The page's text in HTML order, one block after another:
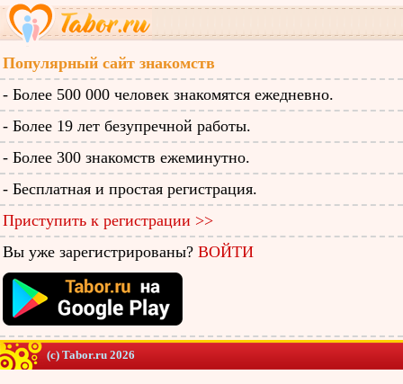
Популярный сайт знакомств
- Более 500 000 человек знакомятся ежедневно.
- Более 19 лет безупречной работы.
- Более 300 знакомств ежеминутно.
- Бесплатная и простая регистрация.
Приступить к регистрации >>
Вы уже зарегистрированы? ВОЙТИ
(c) Tabor.ru 2026